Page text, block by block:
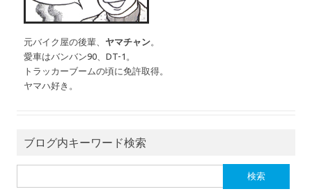
元バイク屋の後輩、 ヤマチャン。
愛車はバンバン90、DT-1。
トラッカーブームの頃に免許取得。
ヤマハ好き。
ブログ内キーワード検索